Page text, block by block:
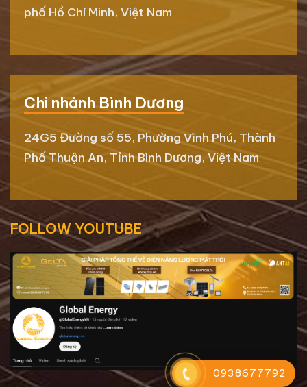
phố Hồ Chí Minh, Việt Nam
Chi nhánh Bình Dương
24G5 Đường số 55, Phường Vĩnh Phú, Thành
Phố Thuận An, Tỉnh Bình Dương, Việt Nam
FOLLOW YOUTUBE
0938677792